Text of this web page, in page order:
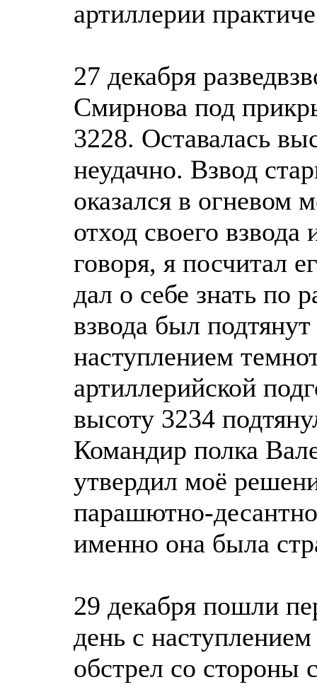
артиллерии
27 декабря
Смирнова под
3228. Оставалась
неудачно. Взвод
оказался в огневом
отход своего
говоря, я посчитал
дал о себе знать по
взвода был
наступлением
артиллерийской
высоту 3234
Командир полка
утвердил моё
парашютно-
именно она была
29 декабря пошли
день с
обстрел со стороны